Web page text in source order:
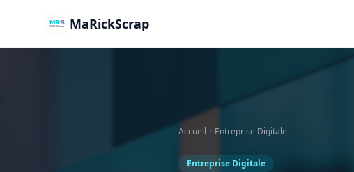
MaRickScrap
Accueil Entreprise Digitale
Entreprise Digitale